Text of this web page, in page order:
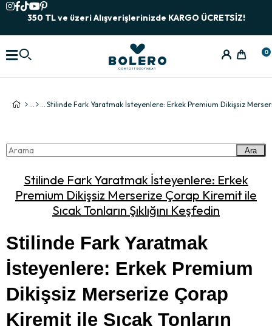
350 TL ve üzeri Alışverişlerinizde KARGO ÜCRETSİZ!
0
Ara
Stilinde Fark Yaratmak İsteyenlere: Erkek
Premium Dikişsiz Merserize Çorap Kiremit ile
Sıcak Tonların Şıklığını Keşfedin
Stilinde Fark Yaratmak
İsteyenlere: Erkek Premium
Dikişsiz Merserize Çorap
Kiremit ile Sıcak Tonların